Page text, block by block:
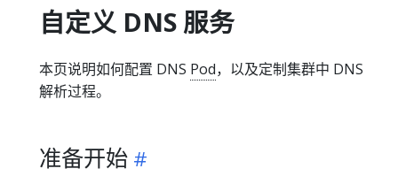
自定义 DNS 服务
本页说明如何配置 DNS Pod，以及定制集群中 DNS
解析过程。
准备开始